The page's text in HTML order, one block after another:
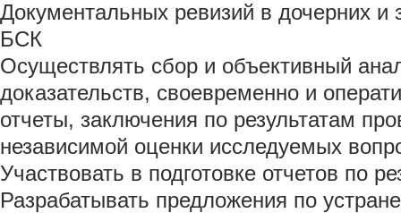
Документальных ревизий в дочерних
БСК
Осуществлять сбор и объективный
доказательств, своевременно и
отчеты, заключения по результатам
независимой оценки исследуемых
Участвовать в подготовке отчетов по
Разрабатывать предложения по